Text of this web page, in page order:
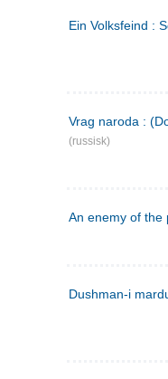
Ein Volksfeind :
Vrag naroda :
(russisk)
An enemy of the
Dushman-i